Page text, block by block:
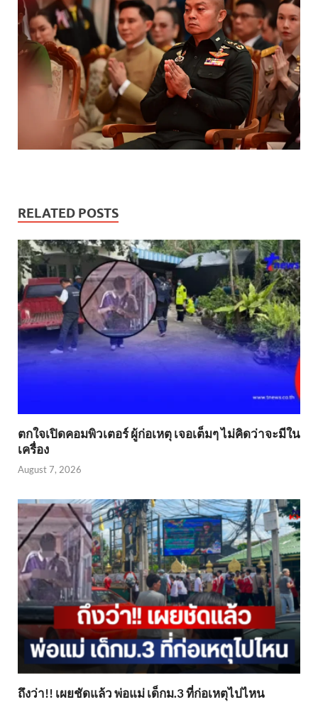
RELATED POSTS
ตกใจเปิดคอมพิวเตอร์ ผู้ก่อเหตุ เจอเต็มๆ ไม่คิดว่าจะมีใน
เครื่อง
August 7, 2026
ถึงว่า!! เผยชัดแล้ว พ่อแม่ เด็กม.3 ที่ก่อเหตุไปไหน